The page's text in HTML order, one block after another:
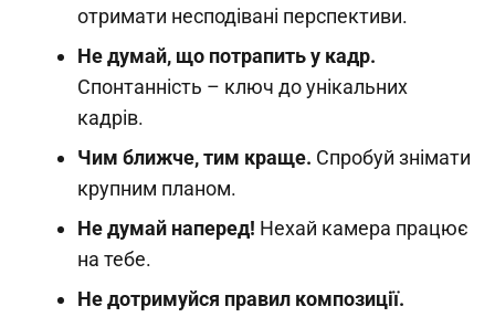
отримати несподівані перспективи.
Не думай, що потрапить у кадр.
Спонтанність – ключ до унікальних
кадрів.
Чим ближче, тим краще. Спробуй знімати
крупним планом.
Не думай наперед! Нехай камера працює
на тебе.
Не дотримуйся правил композиції.